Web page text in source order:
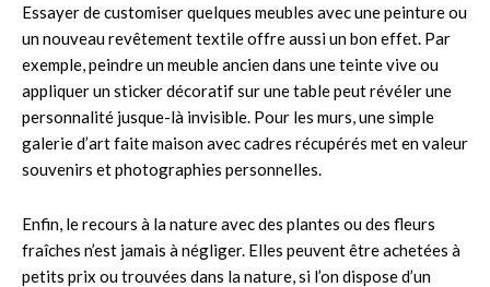
Essayer de customiser quelques meubles avec une peinture ou
un nouveau revêtement textile offre aussi un bon effet. Par
exemple, peindre un meuble ancien dans une teinte vive ou
appliquer un sticker décoratif sur une table peut révéler une
personnalité jusque-là invisible. Pour les murs, une simple
galerie d’art faite maison avec cadres récupérés met en valeur
souvenirs et photographies personnelles.
Enfin, le recours à la nature avec des plantes ou des fleurs
fraîches n’est jamais à négliger. Elles peuvent être achetées à
petits prix ou trouvées dans la nature, si l’on dispose d’un